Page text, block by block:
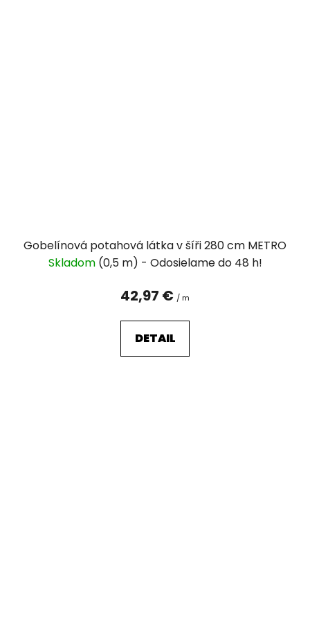
Gobelínová potahová látka v šíři 280 cm METRO
Skladom (0,5 m)
42,97 € / m
DETAIL